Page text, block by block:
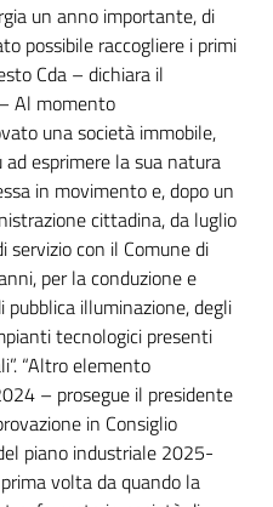
un anno importante, di
possibile raccogliere i primi
Cda – dichiara il
Al momento
una società immobile,
esprimere la sua natura
in movimento e, dopo un
cittadina, da luglio
con il Comune di
per la conduzione e
illuminazione, degli
tecnologici presenti
“Altro elemento
– prosegue il presidente
in Consiglio
piano industriale 2025-
volta da quando la